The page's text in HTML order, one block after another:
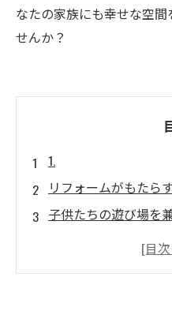
なたの家族にも幸せな空
せんか？
1.
リフォームがもたら
子供たちの遊び場を
機能性とデザインを